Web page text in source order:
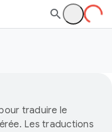
traduire le
Les traductions